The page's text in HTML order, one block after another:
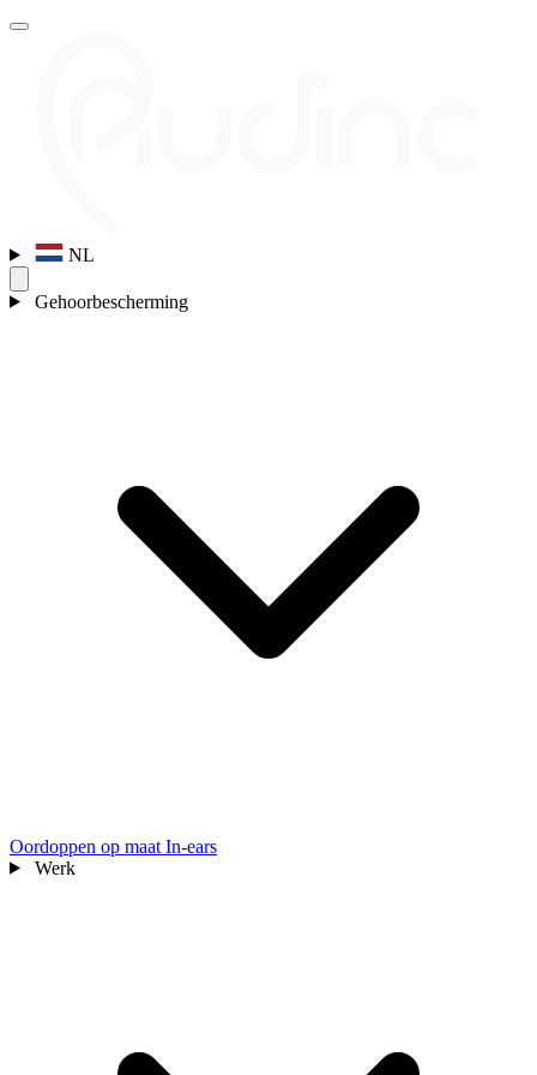
NL
Gehoorbescherming
Oordoppen op maat In-ears
Werk